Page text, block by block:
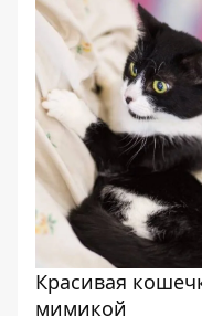
Красивая
мимикой